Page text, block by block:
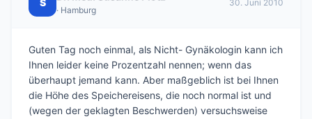
S
· Hamburg
30. Juni 2010
Guten Tag noch einmal, als Nicht- Gynäkologin kann ich
Ihnen leider keine Prozentzahl nennen; wenn das
überhaupt jemand kann. Aber maßgeblich ist bei Ihnen
die Höhe des Speichereisens, die noch normal ist und
(wegen der geklagten Beschwerden) versuchsweise